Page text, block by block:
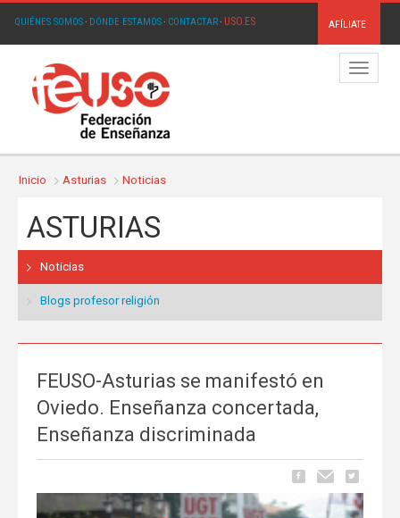
QUIÉNES SOMOS· DÓNDE ESTAMOS· CONTACTAR· USO.ES AFÍLIATE
Menú
Inicio Asturias Noticias
ASTURIAS
Noticias
Blogs profesor religión
FEUSO-Asturias se manifestó en
Oviedo. Enseñanza concertada,
Enseñanza discriminada